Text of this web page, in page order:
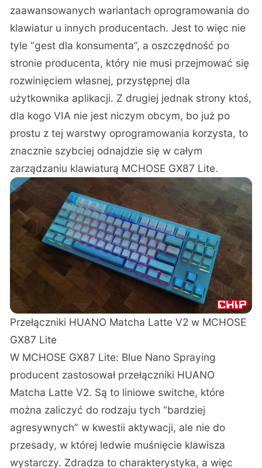
zaawansowanych wariantach oprogramowania do
klawiatur u innych producentach. Jest to więc nie
tyle “gest dla konsumenta”, a oszczędność po
stronie producenta, który nie musi przejmować się
rozwinięciem własnej, przystępnej dla
użytkownika aplikacji. Z drugiej jednak strony ktoś,
dla kogo VIA nie jest niczym obcym, bo już po
prostu z tej warstwy oprogramowania korzysta, to
znacznie szybciej odnajdzie się w całym
zarządzaniu klawiaturą MCHOSE GX87 Lite.
Przełączniki HUANO Matcha Latte V2 w MCHOSE
GX87 Lite
W MCHOSE GX87 Lite: Blue Nano Spraying
producent zastosował przełączniki HUANO
Matcha Latte V2. Są to liniowe switche, które
można zaliczyć do rodzaju tych “bardziej
agresywnych” w kwestii aktywacji, ale nie do
przesady, w której ledwie muśnięcie klawisza
wystarczy. Zdradza to charakterystyka, a więc